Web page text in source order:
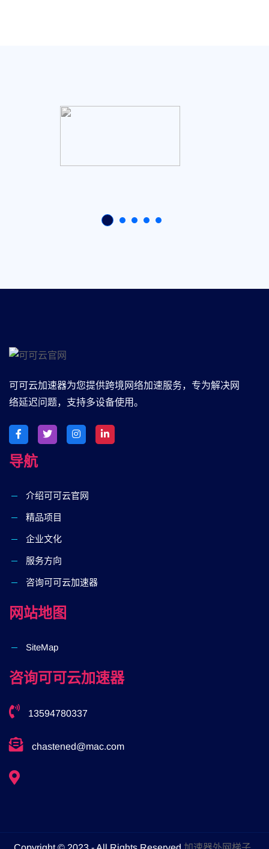
可可云加速器为您提供跨境网络加速服务，专为解决网
络延迟问题，支持多设备使用。
导航
介绍可可云官网
精品项目
企业文化
服务方向
咨询可可云加速器
网站地图
SiteMap
咨询可可云加速器
13594780337
chastened@mac.com